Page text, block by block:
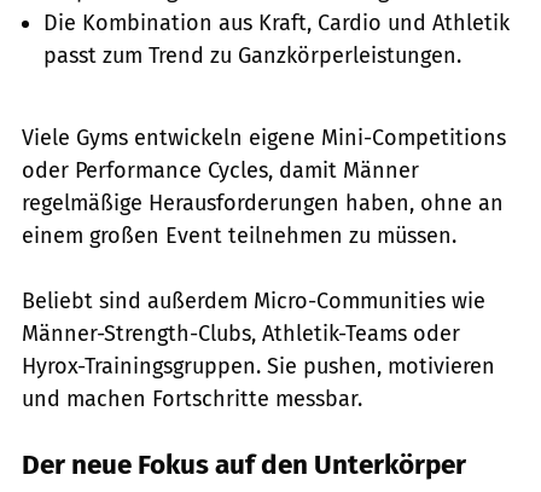
Die Kombination aus Kraft, Cardio und Athletik
passt zum Trend zu Ganzkörperleistungen.
Viele Gyms entwickeln eigene Mini-Competitions
oder Performance Cycles, damit Männer
regelmäßige Herausforderungen haben, ohne an
einem großen Event teilnehmen zu müssen.
Beliebt sind außerdem Micro-Communities wie
Männer-Strength-Clubs, Athletik-Teams oder
Hyrox-Trainingsgruppen. Sie pushen, motivieren
und machen Fortschritte messbar.
Der neue Fokus auf den Unterkörper